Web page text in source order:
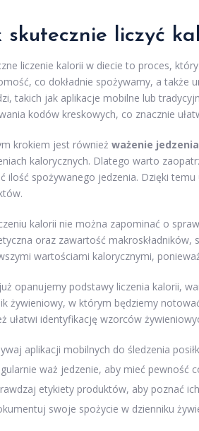
skutecznie liczyć
liczenie kalorii w diecie to proces,
co dokładnie spożywamy, a także
takich jak aplikacje mobilne lub
kodów kreskowych, co znacznie
krokiem jest również ważenie jedzenia
kalorycznych. Dlatego warto
ilość spożywanego jedzenia. Dzięki
kalorii nie można zapominać o
oraz zawartość
wartościami kalorycznymi,
opanujemy podstawy liczenia kalorii,
żywieniowy, w którym będziemy
ułatwi identyfikację wzorców
aplikacji mobilnych do śledzenia
waż jedzenie, aby mieć pewność
etykiety produktów, aby poznać
swoje spożycie w dzienniku